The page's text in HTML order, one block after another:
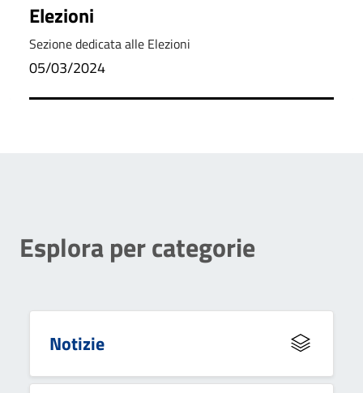
Elezioni
Sezione dedicata alle Elezioni
05/03/2024
Esplora per categorie
Notizie